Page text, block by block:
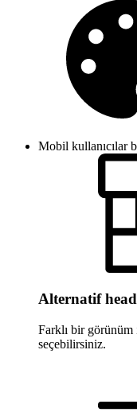
Mobil kullanıcılar
Alternatif
Farklı bir görünüm
seçebilirsiniz.